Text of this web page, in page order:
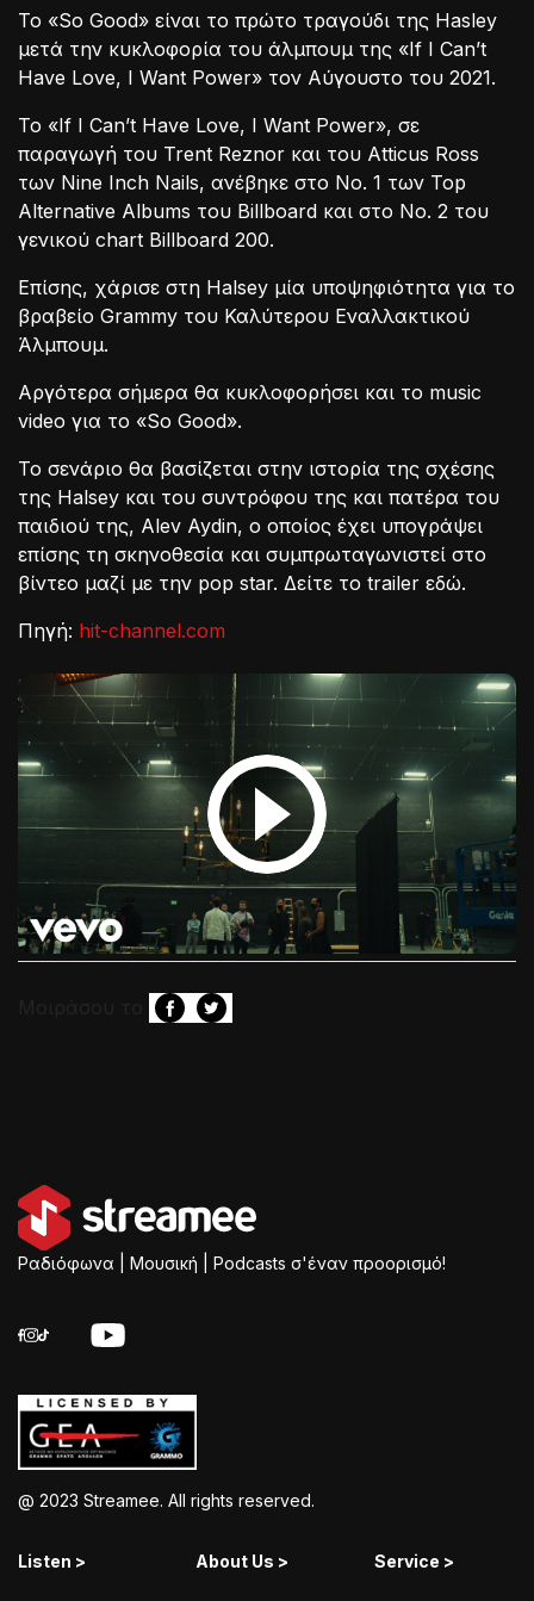
Το «So Good» είναι το πρώτο τραγούδι της Hasley
μετά την κυκλοφορία του άλμπουμ της «If I Can’t
Have Love, I Want Power» τον Αύγουστο του 2021.
Το «If I Can’t Have Love, I Want Power», σε
παραγωγή του Trent Reznor και του ‎Atticus Ross
των Nine Inch Nails, ανέβηκε στο No. 1 των Top
Alternative Albums του Billboard και στο Νο. 2 του
γενικού chart Billboard 200.
Επίσης, χάρισε στη Halsey μία υποψηφιότητα για το
βραβείο Grammy του Καλύτερου Εναλλακτικού
Άλμπουμ.
Αργότερα σήμερα θα κυκλοφορήσει και το music
video για το «So Good».
Το σενάριο θα βασίζεται στην ιστορία της σχέσης
της Halsey και του συντρόφου της και πατέρα του
παιδιού της, Alev Aydin, ο οποίος έχει υπογράψει
επίσης τη σκηνοθεσία και συμπρωταγωνιστεί στο
βίντεο μαζί με την pop star. Δείτε το trailer εδώ.
Πηγή: hit-channel.com
Μοιράσου το
Ραδιόφωνα | Μουσική | Podcasts σ'έναν προορισμό!
@ 2023 Streamee. All rights reserved.
Listen > About Us > Service >